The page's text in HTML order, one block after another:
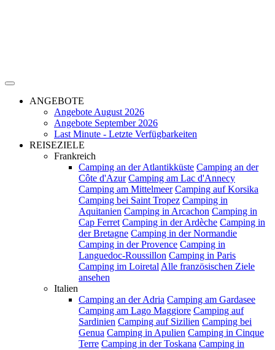
ANGEBOTE
Angebote August 2026
Angebote September 2026
Last Minute - Letzte Verfügbarkeiten
REISEZIELE
Frankreich
Camping an der Atlantikküste Camping an der
Côte d'Azur Camping am Lac d'Annecy
Camping am Mittelmeer Camping auf Korsika
Camping bei Saint Tropez Camping in
Aquitanien Camping in Arcachon Camping in
Cap Ferret Camping in der Ardèche Camping in
der Bretagne Camping in der Normandie
Camping in der Provence Camping in
Languedoc-Roussillon Camping in Paris
Camping im Loiretal Alle französischen Ziele
ansehen
Italien
Camping an der Adria Camping am Gardasee
Camping am Lago Maggiore Camping auf
Sardinien Camping auf Sizilien Camping bei
Genua Camping in Apulien Camping in Cinque
Terre Camping in der Toskana Camping in